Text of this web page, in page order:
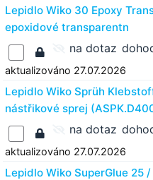
Lepidlo Wiko 30 Epoxy
epoxidové transparentn
na dotaz
aktualizováno 27.07.2026
Lepidlo Wiko Sprüh
nástřikové sprej
na dotaz
aktualizováno 27.07.2026
Lepidlo Wiko SuperGlue 25